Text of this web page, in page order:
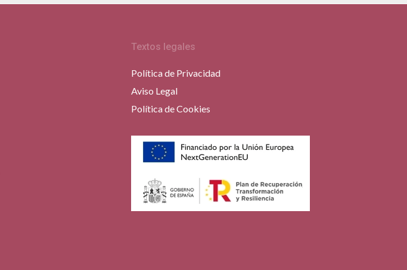
Textos legales
Política de Privacidad
Aviso Legal
Política de Cookies